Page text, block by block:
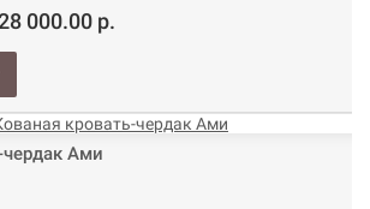
000.00 р.
чердак Ами